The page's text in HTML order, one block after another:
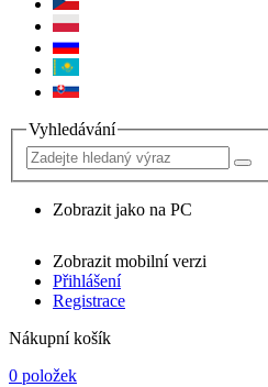
Vyhledávání
Zobrazit jako na PC
Zobrazit mobilní verzi
Přihlášení
Registrace
Nákupní košík
0 položek